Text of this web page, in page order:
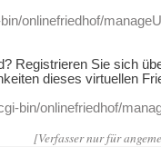
onlinefriedhof/
Registrieren Sie sich
dieses virtuellen
bin/onlinefriedhof/
[Verfasser nur für